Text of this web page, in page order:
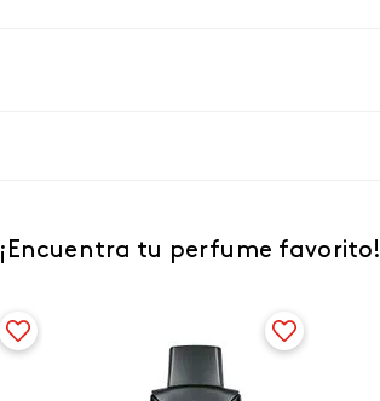
¡Encuentra tu perfume favorito!